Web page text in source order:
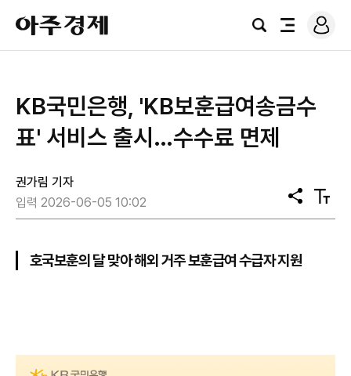
아
주
경
검
전
로
그
KB국민은행, 'KB보훈급여송금수
표' 서비스 출시…수수료 면제
권가림 기자
입력 2026-06-05 10:02
공
유
텍
스
호국보훈의 달 맞아 해외 거주 보훈급여 수급자 지원